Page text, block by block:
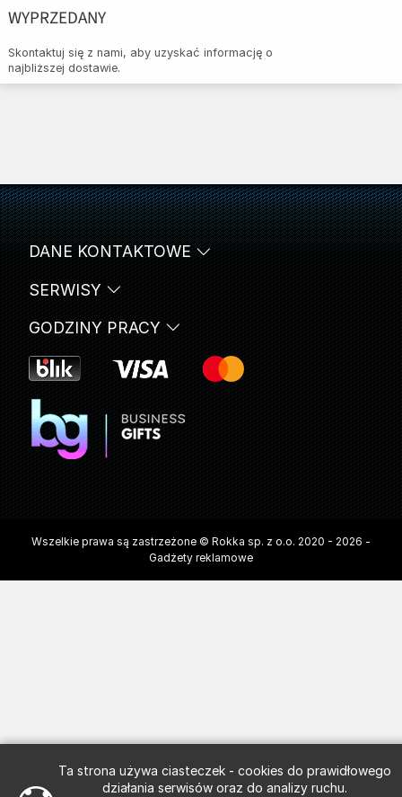
Ta strona używa ciasteczek - cookies do prawidłowego
działania serwisów oraz do analizy ruchu.
WYPRZEDANY
Skontaktuj się z nami, aby uzyskać informację o
najbliższej dostawie.
SERWISY
DANE KONTAKTOWE
GODZINY PRACY
Wszelkie prawa są zastrzeżone © Rokka sp. z o.o. 2020 - 2026 -
Gadżety reklamowe